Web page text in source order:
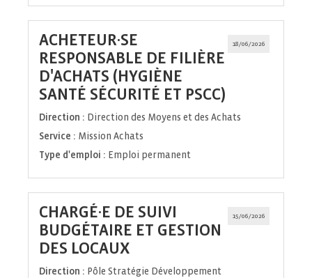
18/06/2026
ACHETEUR·SE
RESPONSABLE DE FILIÈRE
D'ACHATS (HYGIÈNE
SANTÉ SÉCURITÉ ET PSCC)
fenêtre)
Direction : Direction des Moyens et des Achats
Service : Mission Achats
Type d'emploi : Emploi permanent
15/06/2026
CHARGÉ·E DE SUIVI
BUDGÉTAIRE ET GESTION
DES LOCAUX(Nouvelle
fenêtre)
Direction : Pôle Stratégie Développement